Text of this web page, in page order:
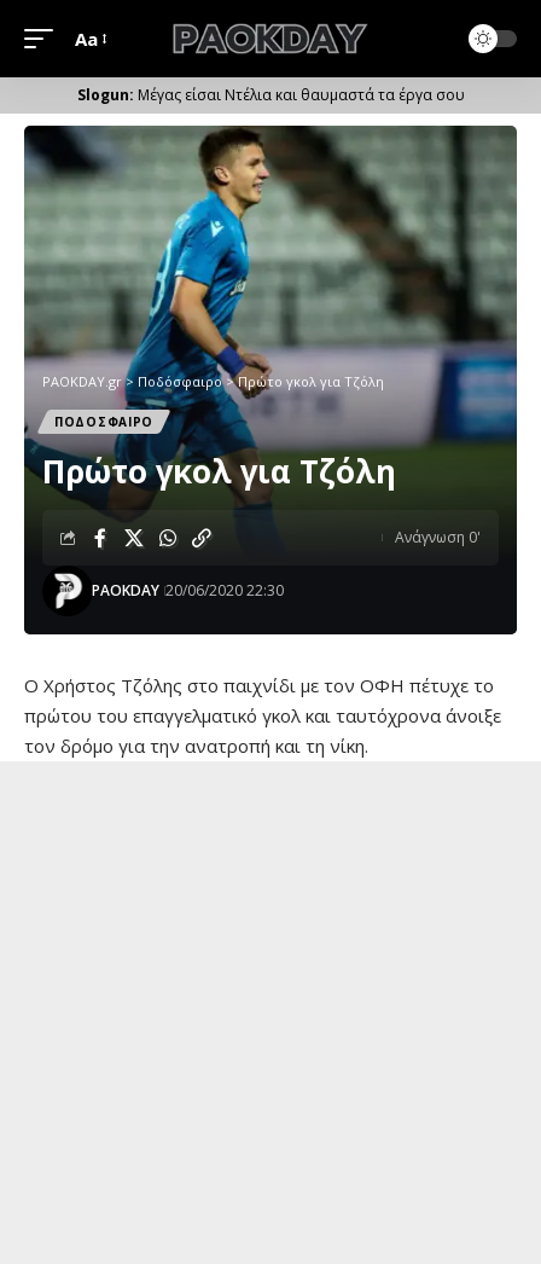
Μέγεθος
Γραμματοσειράς
Aa
Μέγας είσαι Ντέλια και θαυμαστά τα έργα σου
PAOKDAY.gr> Ποδόσφαιρο>Πρώτο γκολ για Τζόλη
ΠΟΔΟΣΦΑΙΡΟ
Πρώτο γκολ για Τζόλη
PAOKDAY 20/06/2020 22:30
Ανάγνωση 0'
Ο Χρήστος Τζόλης στο παιχνίδι με τον ΟΦΗ πέτυχε το
πρώτου του επαγγελματικό γκολ και ταυτόχρονα άνοιξε
τον δρόμο για την ανατροπή και τη νίκη.